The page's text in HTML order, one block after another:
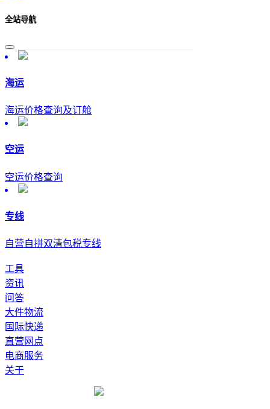
全站导航
海运
海运价格查询及订舱
空运
空运价格查询
专线
自营自拼双清包税专线
工具
资讯
问答
大件物流
国际快递
直营网点
电商服务
关于